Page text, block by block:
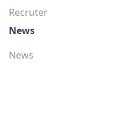
Recruter
News
News